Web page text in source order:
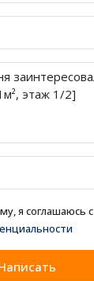
я соглашаюсь с